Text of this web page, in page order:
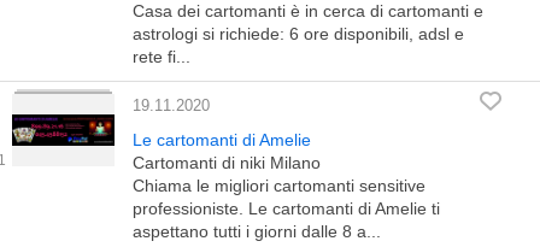
Casa dei cartomanti è in cerca di cartomanti e
astrologi si richiede: 6 ore disponibili, adsl e
rete fi...
19.11.2020
Le cartomanti di Amelie
Cartomanti di niki Milano
Chiama le migliori cartomanti sensitive
professioniste. Le cartomanti di Amelie ti
aspettano tutti i giorni dalle 8 a...